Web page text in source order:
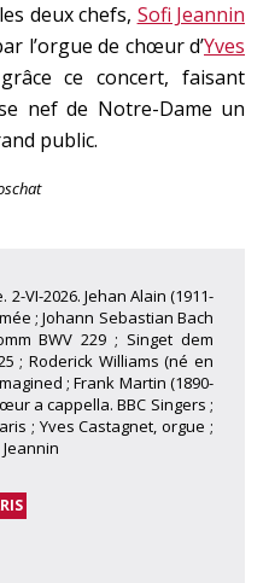
deux chefs, Sofi Jeannin
l’orgue de chœur d’Yves
ce concert, faisant
nef de Notre-Dame un
public.
VI-2026. Jehan Alain (1911-
; Johann Sebastian Bach
BWV 229 ; Singet dem
; Roderick Williams (né en
; Frank Martin (1890-
a cappella. BBC Singers ;
; Yves Castagnet, orgue ;